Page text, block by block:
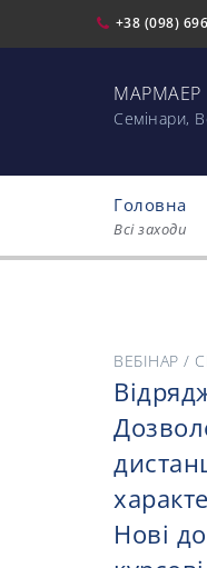
+38 (098)
МАРМАЕР
Cемінари,
Головна
Всі заходи
ВЕБІНАР /
Нові